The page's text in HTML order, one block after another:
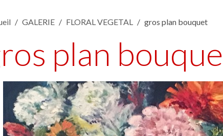
GALERIE FLORAL VEGETAL gros plan bouquet
plan